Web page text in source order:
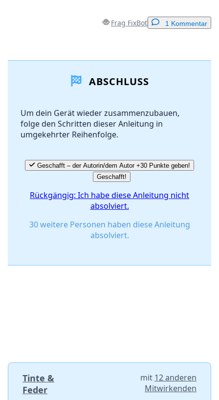
Frag FixBot 1 Kommentar
Kommentar hinzufügen
Abbrechen Kommentieren
ABSCHLUSS
Um dein Gerät wieder zusammenzubauen,
folge den Schritten dieser Anleitung in
umgekehrter Reihenfolge.
Geschafft – der Autorin/dem Autor +30 Punkte geben!
Geschafft!
Rückgängig: Ich habe diese Anleitung nicht
absolviert.
30 weitere Personen haben diese Anleitung
absolviert.
Tinte &
Feder
mit 12 anderen
Mitwirkenden